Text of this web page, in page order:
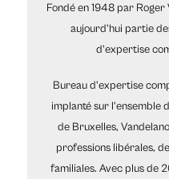
Fondé en 1948 par
aujourd'hui partie
d'expertise
Bureau d'expertise
implanté sur l'ensemble
de Bruxelles,
professions libérales,
familiales. Avec plus de